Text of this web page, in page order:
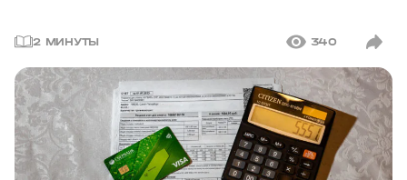
2 МИНУТЫ 340